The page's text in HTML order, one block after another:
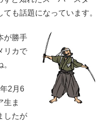
も話題になっています。
が勝手
リカで
2月6
生ま
したが